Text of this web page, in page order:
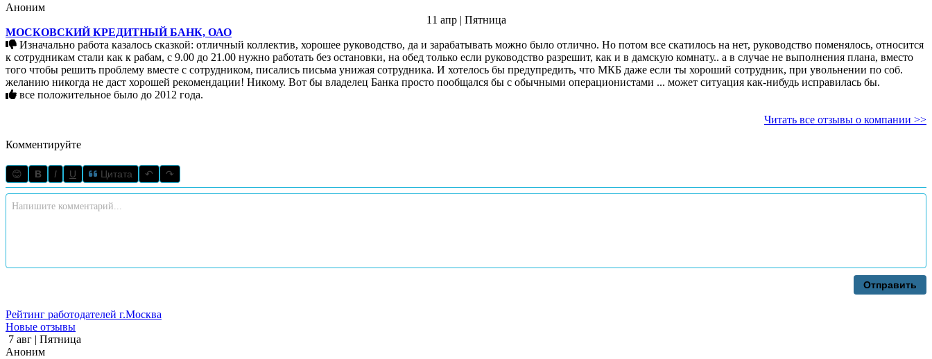
Аноним
11 апр | Пятница
МОСКОВСКИЙ КРЕДИТНЫЙ БАНК, ОАО
к сотрудникам стали как к рабам, с 9.00 до 21.00 нужно работать без остановки, на обед только если руководство разрешит, как и в дамскую комнату.. а в случае не выполнения плана, вместо
того чтобы решить проблему вместе с сотрудником, писались письма унижая сотрудника. И хотелось бы предупредить, что МКБ даже если ты хороший сотрудник, при увольнении по соб.
желанию никогда не даст хорошей рекомендации! Никому. Вот бы владелец Банка просто пообщался бы с обычными операционистами ... может ситуация как-нибудь исправилась бы.
все положительное было до 2012 года.
Читать все отзывы о компании >>
Комментируйте
😊 B I U Цитата ↶ ↷
Отправить
Рейтинг работодателей г.Москва
Новые отзывы
7 авг | Пятница
Аноним